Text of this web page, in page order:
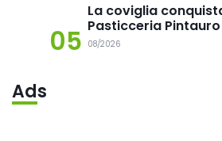
05
La coviglia
Pasticceria Pintauro
08/2026
Ads